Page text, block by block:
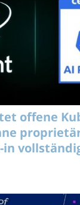
offene
in